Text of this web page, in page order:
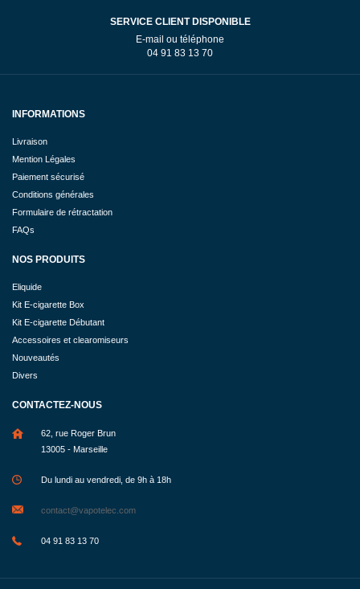
SERVICE CLIENT DISPONIBLE
E-mail ou téléphone
04 91 83 13 70
INFORMATIONS
Livraison
Mention Légales
Paiement sécurisé
Conditions générales
Formulaire de rétractation
FAQs
NOS PRODUITS
Eliquide
Kit E-cigarette Box
Kit E-cigarette Débutant
Accessoires et clearomiseurs
Nouveautés
Divers
CONTACTEZ-NOUS
62, rue Roger Brun
13005 - Marseille
Du lundi au vendredi, de 9h à 18h
contact@vapotelec.com
04 91 83 13 70